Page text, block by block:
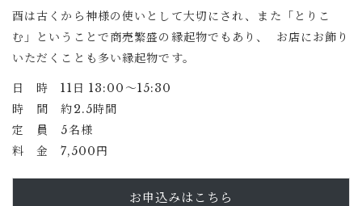
酉は古くから神様の使いとして大切にされ、また「とりこ
む」ということで商売繁盛の縁起物でもあり、 お店にお飾り
いただくことも多い縁起物です。
日 時 11日 13:00〜15:30
時 間 約2.5時間
定 員 5名様
料 金 7,500円
お申込みはこちら